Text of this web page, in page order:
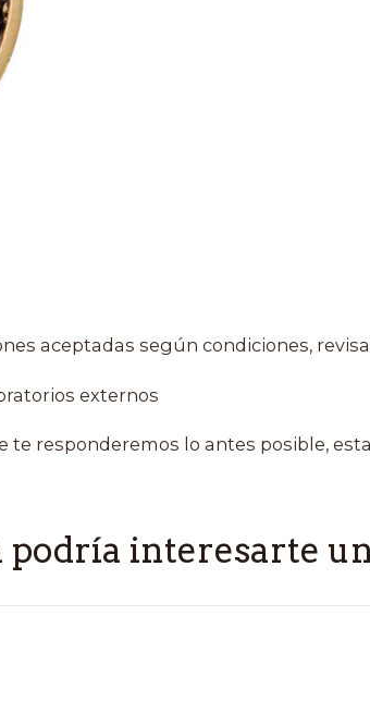
aceptadas según condiciones,
externos
responderemos lo antes posible,
podría interesarte